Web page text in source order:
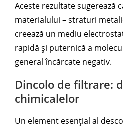
Aceste rezultate sugerează
materialului – straturi
creează un mediu
rapidă și puternică a
general încărcate negativ.
Dincolo de filtrare:
chimicalelor
Un element esențial al